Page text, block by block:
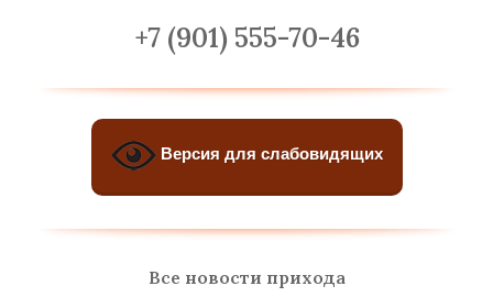
+7 (901) 555-70-46
Версия для слабовидящих
Все новости прихода